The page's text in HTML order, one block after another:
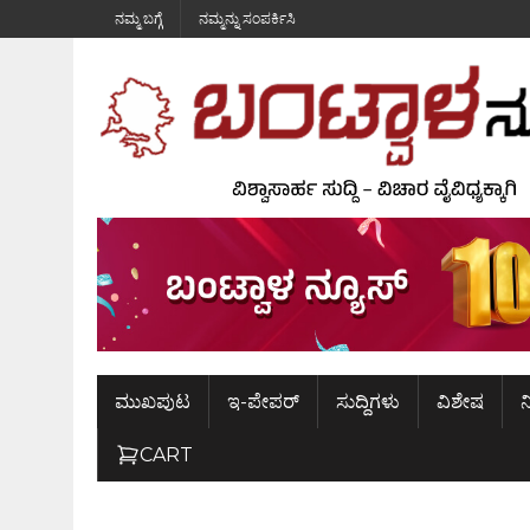
ನಮ್ಮ ಬಗ್ಗೆ ನಮ್ಮನ್ನು ಸಂಪರ್ಕಿಸಿ
ಮುಖಪುಟ ಇ-ಪೇಪರ್ ಸುದ್ದಿಗಳು ವಿಶೇಷ
CART